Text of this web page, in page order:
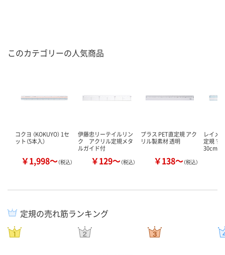
このカテゴリーの人気商品
コクヨ （KOKUYO） 1セ
ット（5本入）
￥1,998～（税込）
伊藤忠リーテイルリン
ク アクリル定規メタ
ルガイド付
￥129～（税込）
プラス PET直定規 アク
リル製素材 透明
￥138～（税込）
レイメ
定規 す
30cm
定規の売れ筋ランキング